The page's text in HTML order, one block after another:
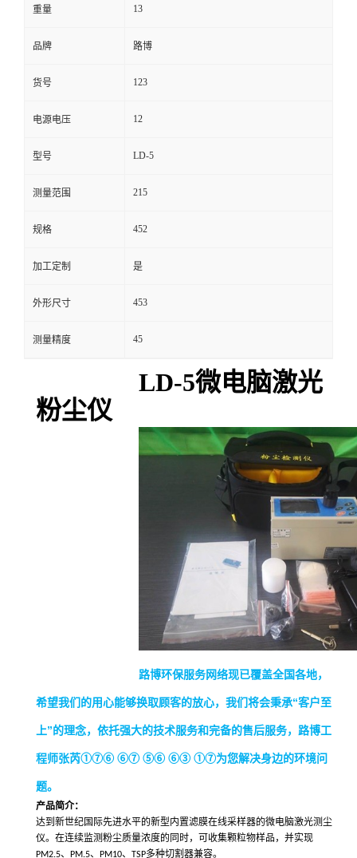
方
式
重量 13
品牌 路博
货号 123
电源电压 12
型号 LD-5
测量范围 215
规格 452
加工定制 是
外形尺寸 453
测量精度 45
LD-5微电脑激光
粉尘仪
路博环保服务网络现已覆盖全国各地，
希望我们的用心能够换取顾客的放心，我们将会秉承“客户至
上”的理念，依托强大的技术服务和完备的售后服务，路博工
程师张芮①⑦⑥ ⑥⑦ ⑤⑥ ⑥③ ①⑦为您解决身边的环境问
题。
产品简介：
达到新世纪国际先进水平的新型内置滤膜在线采样器的微电脑激光测尘
仪。在连续监测粉尘质量浓度的同时，可收集颗粒物样品，并实现
PM2.5、 PM.5、 PM10、 TSP多种切割器兼容。